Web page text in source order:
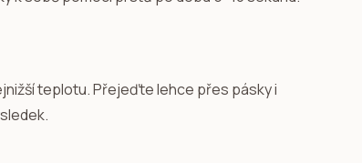
teplotu. Přejeďte lehce přes pásky i